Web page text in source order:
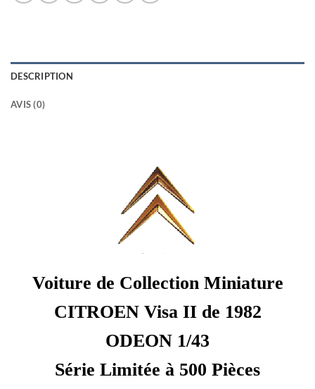
DESCRIPTION
AVIS (0)
Voiture de Collection Miniature
CITROEN Visa II de 1982
ODEON 1/43
Série Limitée à 500 Pièces